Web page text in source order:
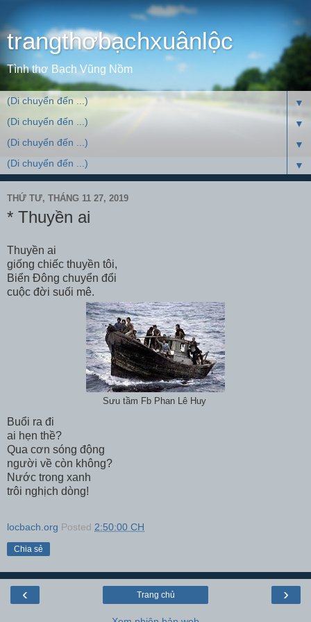
trangthơbạchxuânlộc
Tình thơ Bạch Vũng Nồm
▼
▼
▼
▼
THỨ TƯ, THÁNG 11 27, 2019
* Thuyền ai
Thuyền ai
giống chiếc thuyền tôi,
Biển Đông chuyển đổi
cuộc đời suối mê.
Sưu tầm Fb Phan Lê Huy
Buổi ra đi
ai hẹn thề?
Qua cơn sóng động
người về còn không?
Nước trong xanh
trôi nghịch dòng!
locbach.org Posted 2:50:00 CH
Chia sẻ
‹ ›
Trang chủ